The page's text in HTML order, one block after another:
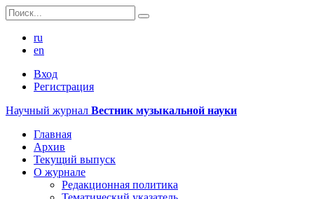
ru
en
Вход
Регистрация
Научный журнал Вестник музыкальной науки
Главная
Архив
Текущий выпуск
О журнале
Редакционная политика